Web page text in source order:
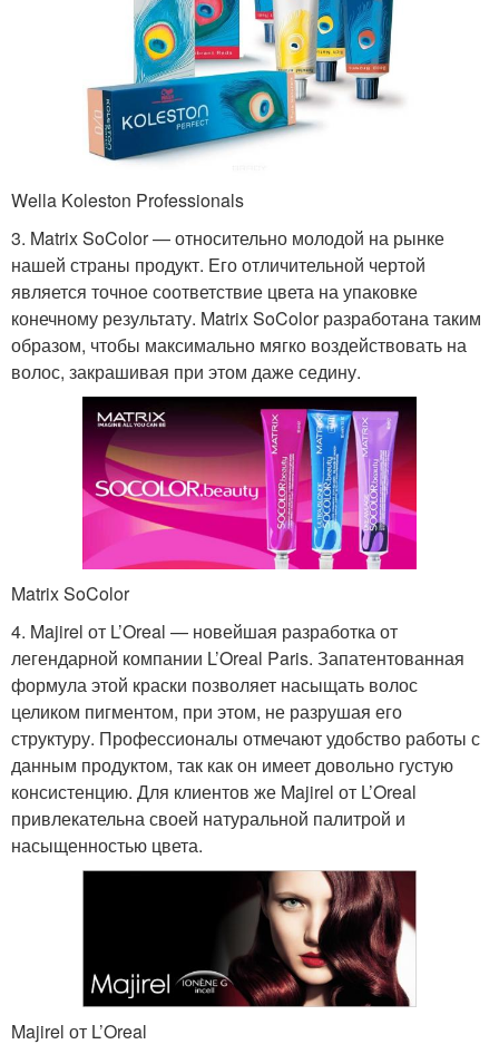
Wella Koleston Professionals
3. Matrix SoColor — относительно молодой на рынке
нашей страны продукт. Его отличительной чертой
является точное соответствие цвета на упаковке
конечному результату. Matrix SoColor разработана таким
образом, чтобы максимально мягко воздействовать на
волос, закрашивая при этом даже седину.
Matrix SoColor
4. Majirel от L’Oreal — новейшая разработка от
легендарной компании L’Oreal Paris. Запатентованная
формула этой краски позволяет насыщать волос
целиком пигментом, при этом, не разрушая его
структуру. Профессионалы отмечают удобство работы с
данным продуктом, так как он имеет довольно густую
консистенцию. Для клиентов же Majirel от L’Oreal
привлекательна своей натуральной палитрой и
насыщенностью цвета.
Majirel от L’Oreal